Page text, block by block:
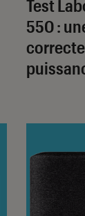
Test
550 :